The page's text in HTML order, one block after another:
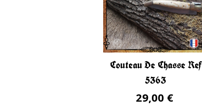
Couteau De Chasse Ref
5363
29,00 €